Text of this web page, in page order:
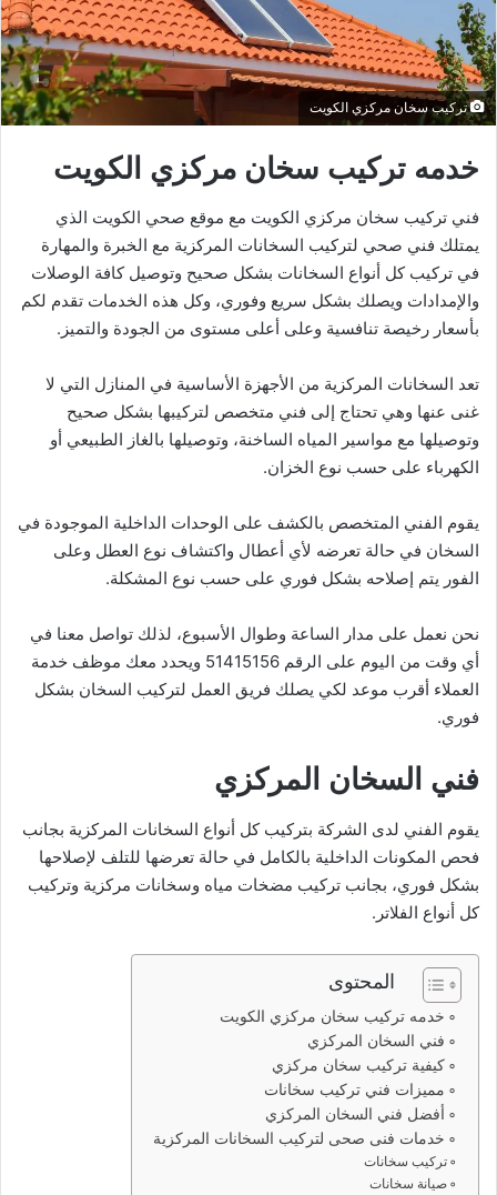
تركيب سخان مركزي الكويت
خدمه تركيب سخان مركزي الكويت
فني تركيب سخان مركزي الكويت مع موقع صحي الكويت الذي
يمتلك فني صحي لتركيب السخانات المركزية مع الخبرة والمهارة
في تركيب كل أنواع السخانات بشكل صحيح وتوصيل كافة الوصلات
والإمدادات ويصلك بشكل سريع وفوري، وكل هذه الخدمات تقدم لكم
بأسعار رخيصة تنافسية وعلى أعلى مستوى من الجودة والتميز.
تعد السخانات المركزية من الأجهزة الأساسية في المنازل التي لا
غنى عنها وهي تحتاج إلى فني متخصص لتركيبها بشكل صحيح
وتوصيلها مع مواسير المياه الساخنة، وتوصيلها بالغاز الطبيعي أو
الكهرباء على حسب نوع الخزان.
يقوم الفني المتخصص بالكشف على الوحدات الداخلية الموجودة في
السخان في حالة تعرضه لأي أعطال واكتشاف نوع العطل وعلى
الفور يتم إصلاحه بشكل فوري على حسب نوع المشكلة.
نحن نعمل على مدار الساعة وطوال الأسبوع، لذلك تواصل معنا في
أي وقت من اليوم على الرقم 51415156 ويحدد معك موظف خدمة
العملاء أقرب موعد لكي يصلك فريق العمل لتركيب السخان بشكل
فوري.
فني السخان المركزي
يقوم الفني لدى الشركة بتركيب كل أنواع السخانات المركزية بجانب
فحص المكونات الداخلية بالكامل في حالة تعرضها للتلف لإصلاحها
بشكل فوري، بجانب تركيب مضخات مياه وسخانات مركزية وتركيب
كل أنواع الفلاتر.
المحتوى
خدمه تركيب سخان مركزي الكويت
فني السخان المركزي
كيفية تركيب سخان مركزي
مميزات فني تركيب سخانات
أفضل فني السخان المركزي
خدمات فنى صحى لتركيب السخانات المركزية
تركيب سخانات
صيانة سخانات